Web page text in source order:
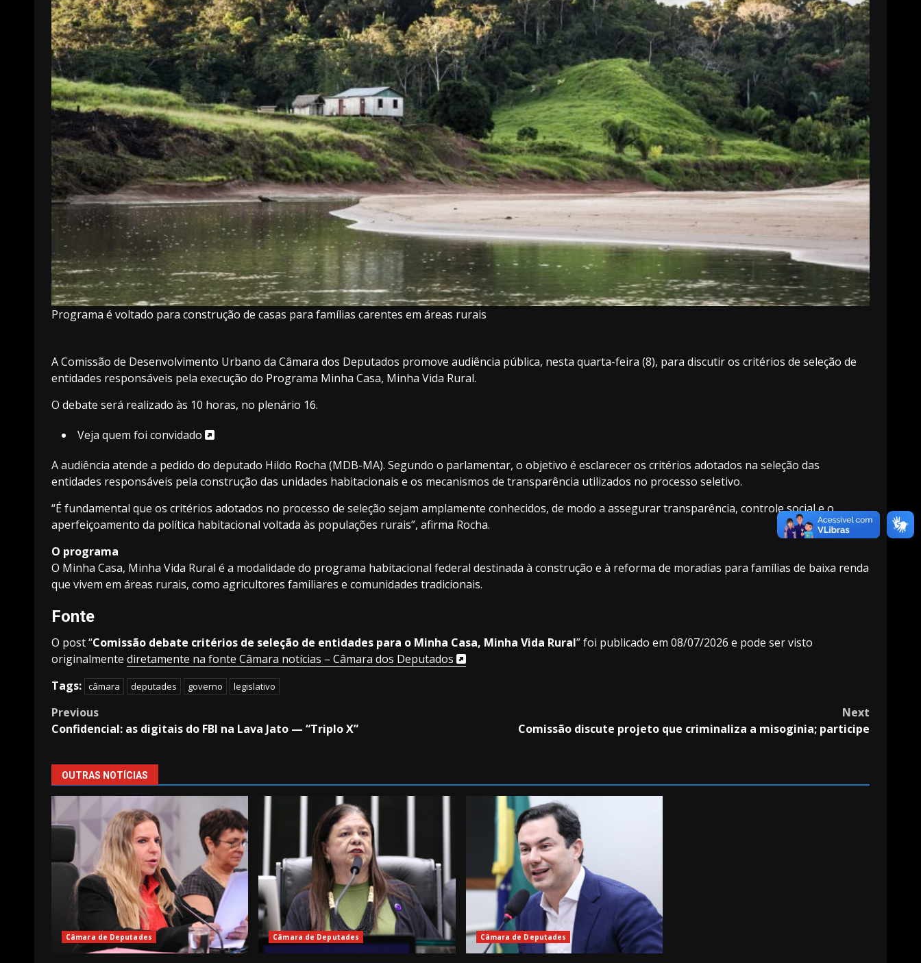
Programa é voltado para construção de casas para famílias carentes em áreas rurais
A Comissão de Desenvolvimento Urbano da Câmara dos Deputados promove audiência pública, nesta quarta-feira (8), para discutir os critérios de seleção de
entidades responsáveis pela execução do Programa Minha Casa, Minha Vida Rural.
O debate será realizado às 10 horas, no plenário 16.
Veja quem foi convidado
A audiência atende a pedido do deputado Hildo Rocha (MDB-MA). Segundo o parlamentar, o objetivo é esclarecer os critérios adotados na seleção das
entidades responsáveis pela construção das unidades habitacionais e os mecanismos de transparência utilizados no processo seletivo.
“É fundamental que os critérios adotados no processo de seleção sejam amplamente conhecidos, de modo a assegurar transparência, controle social e o
aperfeiçoamento da política habitacional voltada às populações rurais”, afirma Rocha.
O programa
O Minha Casa, Minha Vida Rural é a modalidade do programa habitacional federal destinada à construção e à reforma de moradias para famílias de baixa renda
que vivem em áreas rurais, como agricultores familiares e comunidades tradicionais.
Fonte
O post “Comissão debate critérios de seleção de entidades para o Minha Casa, Minha Vida Rural” foi publicado em 08/07/2026 e pode ser visto
originalmente diretamente na fonte Câmara notícias – Câmara dos Deputados
Tags: câmara deputades governo legislativo
Post
Previous
Confidencial: as digitais do FBI na Lava Jato — “Triplo X”
Next
Comissão discute projeto que criminaliza a misoginia; participe
OUTRAS NOTÍCIAS
Câmara de Deputades Câmara de Deputades Câmara de Deputades